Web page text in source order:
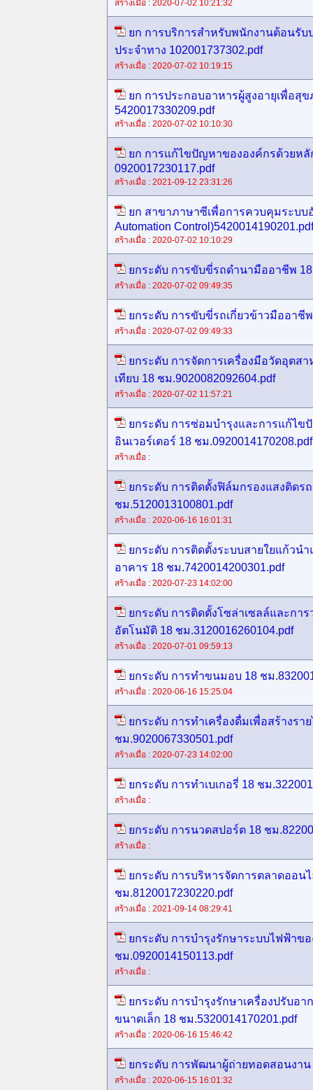
สร้างเมื่อ : 2020-07-02 10:21:32
ยก การบริการสำหรับพนักงานต้อนรั
ประจำทาง 102001737302.pdf
สร้างเมื่อ : 2020-07-02 10:19:15
ยก การประกอบอาหารผู้สูงอายุเพื่อสุข
5420017330209.pdf
สร้างเมื่อ : 2020-07-02 10:10:30
ยก การแก้ไขปัญหาขององค์กรด้วยหลั
0920017230117.pdf
สร้างเมื่อ : 2021-09-12 23:31:26
ยก สาขาภาษาซีเพื่อการควบคุมระบบ
Automation Control)5420014190201.pdf
สร้างเมื่อ : 2020-07-02 10:10:29
ยกระดับ การขับขี่รถดำนามืออาชีพ 18
สร้างเมื่อ : 2020-07-02 09:49:35
ยกระดับ การขับขี่รถเกี่ยวข้าวมืออาชี
สร้างเมื่อ : 2020-07-02 09:49:33
ยกระดับ การจัดการเครื่องมือวัดอุตส
เทียบ 18 ชม.9020082092604.pdf
สร้างเมื่อ : 2020-07-02 11:57:21
ยกระดับ การซ่อมบำรุงและการแก้ไข
อินเวอร์เตอร์ 18 ชม.0920014170208.pdf
สร้างเมื่อ :
ยกระดับ การติดตั้งฟิล์มกรองแสงติดร
ชม.5120013100801.pdf
สร้างเมื่อ : 2020-06-16 16:01:31
ยกระดับ การติดตั้งระบบสายใยแก้วน
อาคาร 18 ชม.7420014200301.pdf
สร้างเมื่อ : 2020-07-23 14:02:00
ยกระดับ การติดตั้งโซล่าเซลล์และการ
อัตโนมัติ 18 ชม.3120016260104.pdf
สร้างเมื่อ : 2020-07-01 09:59:13
ยกระดับ การทำขนมอบ 18 ชม
สร้างเมื่อ : 2020-06-16 15:25:04
ยกระดับ การทำเครื่องดื่มเพื่อสร้างรา
ชม.9020067330501.pdf
สร้างเมื่อ : 2020-07-23 14:02:00
ยกระดับ การทำเบเกอรี่ 18 ชม
สร้างเมื่อ :
ยกระดับ การนวดสปอร์ต 18 ชม
สร้างเมื่อ :
ยกระดับ การบริหารจัดการตลาดออน
ชม.8120017230220.pdf
สร้างเมื่อ : 2021-09-14 08:29:41
ยกระดับ การบำรุงรักษาระบบไฟฟ้าข
ชม.0920014150113.pdf
สร้างเมื่อ :
ยกระดับ การบำรุงรักษาเครื่องปรับอ
ขนาดเล็ก 18 ชม.5320014170201.pdf
สร้างเมื่อ : 2020-06-16 15:46:42
ยกระดับ การพัฒนาผู้ถ่ายทอดสอนงาน
สร้างเมื่อ : 2020-06-15 16:01:32